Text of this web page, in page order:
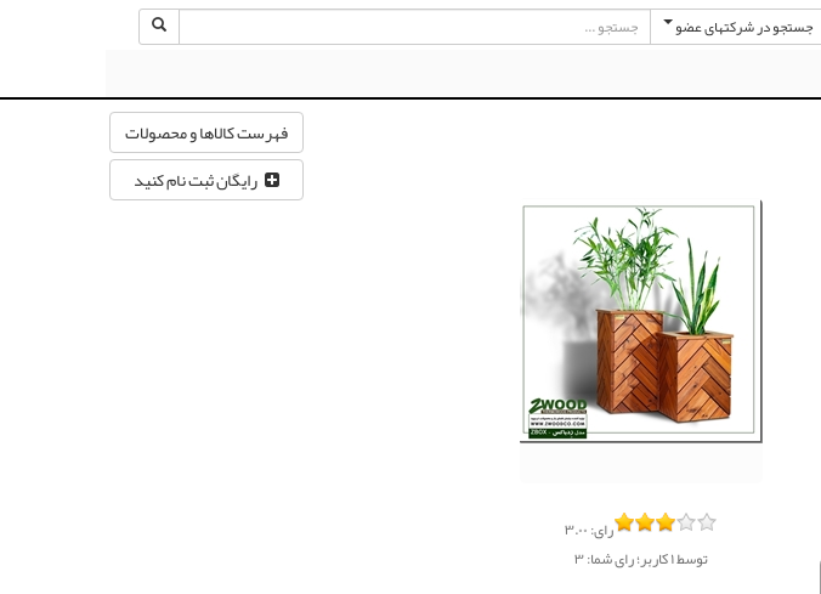
جستجو در شرکتهای عضو
فهرست کالاها و محصولات
رایگان ثبت نام کنید
رای:۳.۰۰
توسط۱کاربر؛رای شما: ۳